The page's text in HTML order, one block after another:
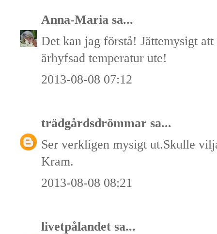
Anna-Maria sa...
Det kan jag förstå! Jättemysigt
ärhyfsad temperatur ute!
2013-08-08 07:12
trädgårdsdrömmar sa...
Ser verkligen mysigt ut.Skulle
Kram.
2013-08-08 08:21
livetpålandet sa...